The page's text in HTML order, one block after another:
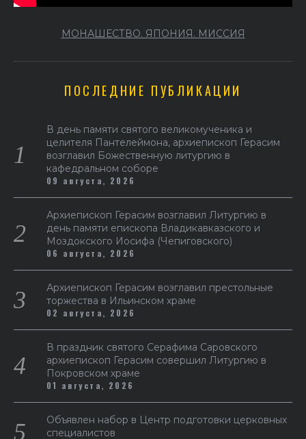
МОНАШЕСТВО. ЯПОНИЯ. МИССИЯ
ПОСЛЕДНИЕ ПУБЛИКАЦИИ
В день памяти святого великомученика и
целителя Пантелеймона, архиепископ Герасим
возглавил Божественную литургию в
кафедральном соборе
09 августа, 2026
Архиепископ Герасим возглавил Литургию в
день памяти епископа Владикавказского и
Моздокского Иосифа (Чепиговского)
06 августа, 2026
Архиепископ Герасим возглавил престольные
торжества в Ильинском храме
02 августа, 2026
В праздник святого Серафима Саровского
архиепископ Герасим совершил Литургию в
Покровском храме
01 августа, 2026
Объявлен набор в Центр подготовки церковных
специалистов